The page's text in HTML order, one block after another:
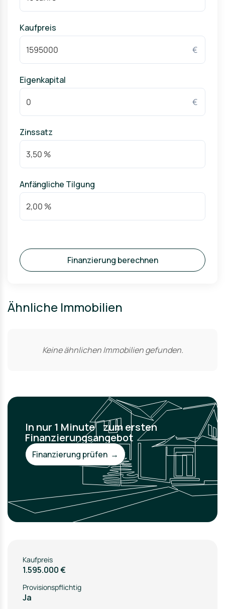
Kaufpreis
€
Eigenkapital
€
Zinssatz
Anfängliche Tilgung
Finanzierung berechnen
Ähnliche Immobilien
Keine ähnlichen Immobilien gefunden.
In nur 1 Minute zum ersten
Finanzierungsangebot
Finanzierung prüfen →
Kaufpreis
1.595.000 €
Provisionspflichtig
Ja